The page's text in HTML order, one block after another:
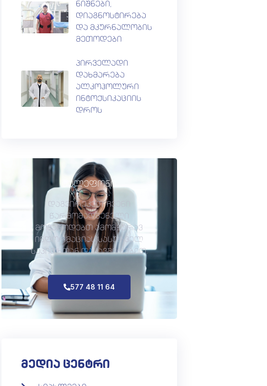
ნიშნები,
დიაგნოსტირება
და მკურნალობის
მეთოდები
პირველადი
დახმარება
ალკოჰოლური
ინტოქსიკაციის
დროს
ტელეფონი
დაგვირეკეთ. ჩვენი
წარმომადგენელი
მოგაწოდებთ ამომწურავ
ინფორმაციას სასურველ
საკითხთან დაკავშირებით.
577 48 11 64
მედია ცენტრი